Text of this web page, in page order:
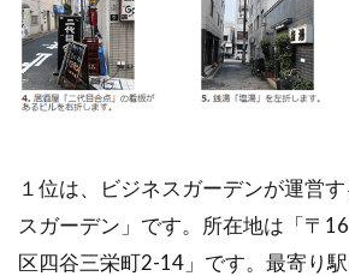
１位は、ビジネスガーデンが運営
スガーデン」です。所在地は「〒
区四谷三栄町2-14」です。最寄り